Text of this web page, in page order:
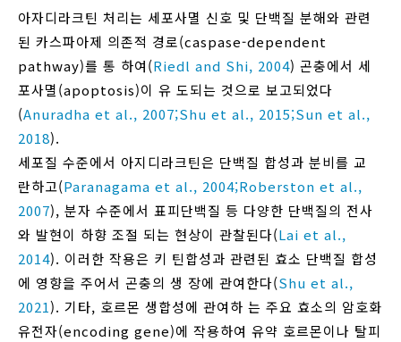
아자디라크틴 처리는 세포사멸 신호 및 단백질 분해와 관련
된 카스파아제 의존적 경로(caspase-dependent
pathway)를 통 하여(Riedl and Shi, 2004) 곤충에서 세
포사멸(apoptosis)이 유 도되는 것으로 보고되었다
(Anuradha et al., 2007;Shu et al., 2015;Sun et al.,
2018).
세포질 수준에서 아지디라크틴은 단백질 합성과 분비를 교
란하고(Paranagama et al., 2004;Roberston et al.,
2007), 분자 수준에서 표피단백질 등 다양한 단백질의 전사
와 발현이 하향 조절 되는 현상이 관찰된다(Lai et al.,
2014). 이러한 작용은 키 틴합성과 관련된 효소 단백질 합성
에 영향을 주어서 곤충의 생 장에 관여한다(Shu et al.,
2021). 기타, 호르몬 생합성에 관여하 는 주요 효소의 암호화
유전자(encoding gene)에 작용하여 유약 호르몬이나 탈피